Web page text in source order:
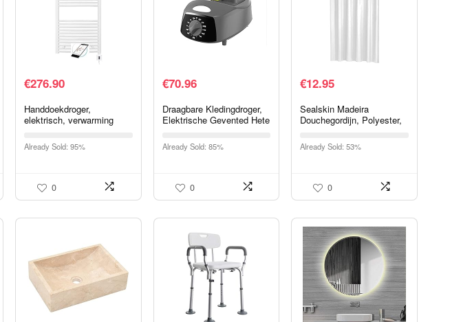
€276.90
Handdoekdroger,
elektrisch, verwarming
besturing, wit/recht),
elektrische
Already Sold: 95%
0
€70.96
Draagbare Kledingdroger,
Elektrische Gevented Hete
Kleding Schoen
Droogonthumidificatie
Already Sold: 85%
0
€12.95
Sealskin Madeira
Douchegordijn, Polyester,
Unit
Already Sold: 53%
0